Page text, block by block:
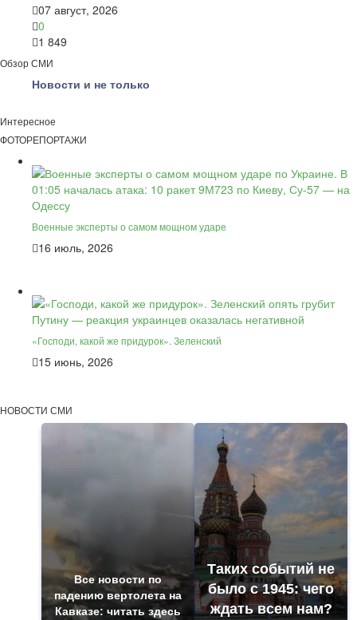
07 август, 2026
0
1 849
Обзор СМИ
Новости и не только
Интересное
ФОТОРЕПОРТАЖИ
Военные эксперты о самом мощном ударе
16 июль, 2026
«Господи, какой же придурок». Зеленский
15 июнь, 2026
НОВОСТИ СМИ
Все новости по
падению вертолета на
Кавказе: читать здесь
Таких событий не
было с 1945: чего
ждать всем нам?